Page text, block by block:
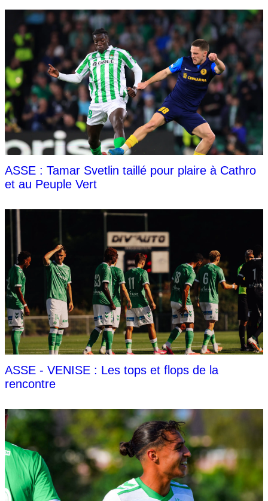
ASSE : Tamar Svetlin taillé pour plaire à Cathro
et au Peuple Vert
ASSE - VENISE : Les tops et flops de la
rencontre